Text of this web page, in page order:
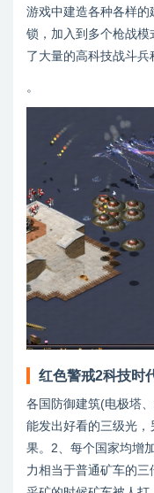
游戏中建造各种各样
锁，加入到多个枪战模
了大量的高科技战斗兵
。
红色警戒2科技时
各国防御建筑(电极塔
能发出好看的三级光
果。2、每个国家均增
力相当于普通矿车的